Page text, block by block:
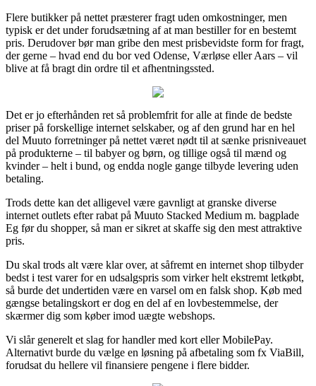
Flere butikker på nettet præsterer fragt uden omkostninger, men
typisk er det under forudsætning af at man bestiller for en bestemt
pris. Derudover bør man gribe den mest prisbevidste form for fragt,
der gerne – hvad end du bor ved Odense, Værløse eller Aars – vil
blive at få bragt din ordre til et afhentningssted.
Det er jo efterhånden ret så problemfrit for alle at finde de bedste
priser på forskellige internet selskaber, og af den grund har en hel
del Muuto forretninger på nettet været nødt til at sænke prisniveauet
på produkterne – til babyer og børn, og tillige også til mænd og
kvinder – helt i bund, og endda nogle gange tilbyde levering uden
betaling.
Trods dette kan det alligevel være gavnligt at granske diverse
internet outlets efter rabat på Muuto Stacked Medium m. bagplade
Eg før du shopper, så man er sikret at skaffe sig den mest attraktive
pris.
Du skal trods alt være klar over, at såfremt en internet shop tilbyder
bedst i test varer for en udsalgspris som virker helt ekstremt letkøbt,
så burde det undertiden være en varsel om en falsk shop. Køb med
gængse betalingskort er dog en del af en lovbestemmelse, der
skærmer dig som køber imod uægte webshops.
Vi slår generelt et slag for handler med kort eller MobilePay.
Alternativt burde du vælge en løsning på afbetaling som fx ViaBill,
forudsat du hellere vil finansiere pengene i flere bidder.